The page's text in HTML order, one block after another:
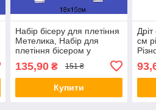
Набір бісеру для плетіння
Метелика, Набір для
плетіння бісером у
контейнері 18*15 см No60
135,90₴ 151 ₴
Купити
см
шт.